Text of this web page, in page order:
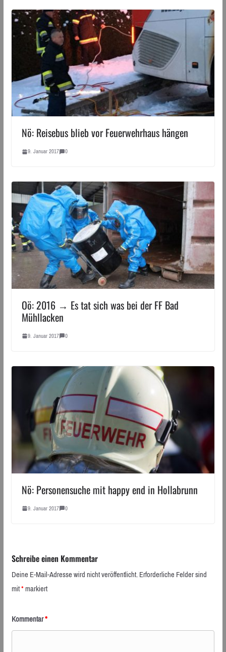
Nö: Reisebus blieb vor Feuerwehrhaus hängen
9. Januar 2017 0
Oö: 2016 → Es tat sich was bei der FF Bad
Mühllacken
9. Januar 2017 0
Nö: Personensuche mit happy end in Hollabrunn
9. Januar 2017 0
Schreibe einen Kommentar
Deine E-Mail-Adresse wird nicht veröffentlicht.Erforderliche Felder sind
mit*markiert
Kommentar*